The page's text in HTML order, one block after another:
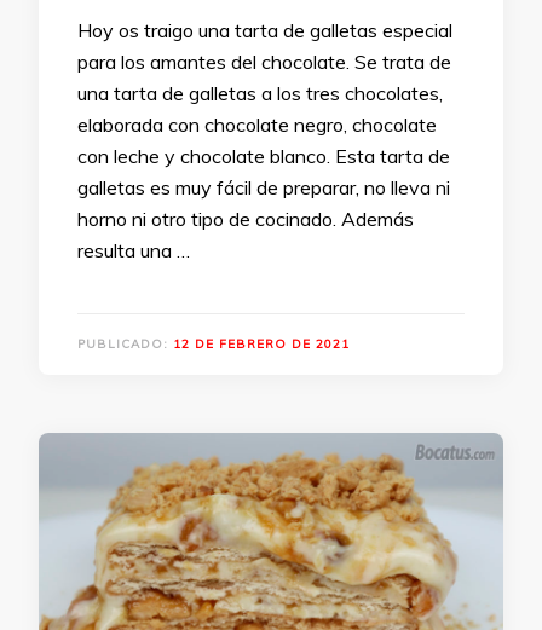
Hoy os traigo una tarta de galletas especial
para los amantes del chocolate. Se trata de
una tarta de galletas a los tres chocolates,
elaborada con chocolate negro, chocolate
con leche y chocolate blanco. Esta tarta de
galletas es muy fácil de preparar, no lleva ni
horno ni otro tipo de cocinado. Además
resulta una …
PUBLICADO: 12 DE FEBRERO DE 2021